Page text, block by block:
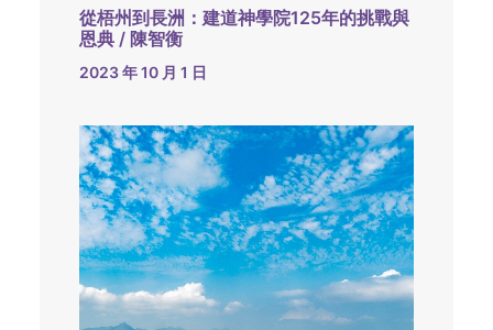
從梧州到長洲：建道神學院125年的挑戰與
恩典 / 陳智衡
2023 年 10 月 1 日